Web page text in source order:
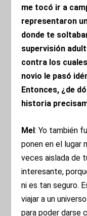
me tocó ir a
representaron
donde te
supervisión
contra los
novio le pasó
Entonces, ¿de
historia
Mel: Yo también
ponen en el lugar
veces aislada de
interesante,
ni es tan seguro.
viajar a un
para poder darse